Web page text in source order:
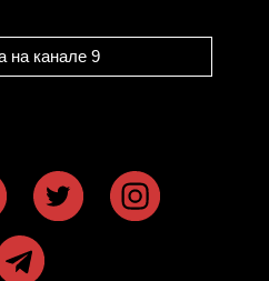
на канале 9